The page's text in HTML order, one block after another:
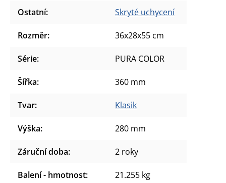
Ostatní: Skryté uchycení
Rozměr: 36x28x55 cm
Série: PURA COLOR
Šířka: 360 mm
Tvar: Klasik
Výška: 280 mm
Záruční doba: 2 roky
Balení - hmotnost: 21.255 kg